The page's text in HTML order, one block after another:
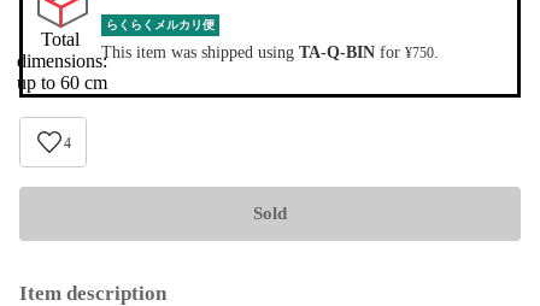
Total
dimensions:
up to 60 cm
らくらくメルカリ便
This item was shipped using TA-Q-BIN for ¥750.
4
Sold
Item description